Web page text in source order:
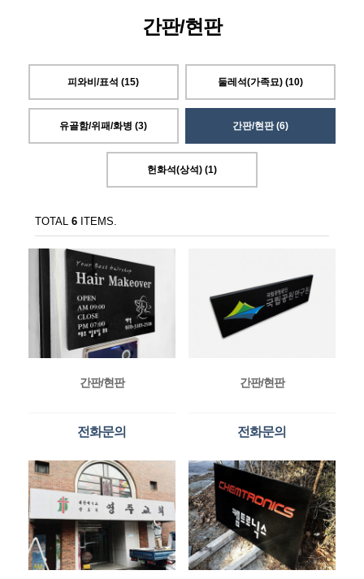
간판/현판
피와비/표석 (15) 둘레석(가족묘) (10)
유골함/위패/화병 (3) 간판/현판 (6)
헌화석(상석) (1)
TOTAL 6ITEMS.
간판/현판
전화문의
간판/현판
전화문의